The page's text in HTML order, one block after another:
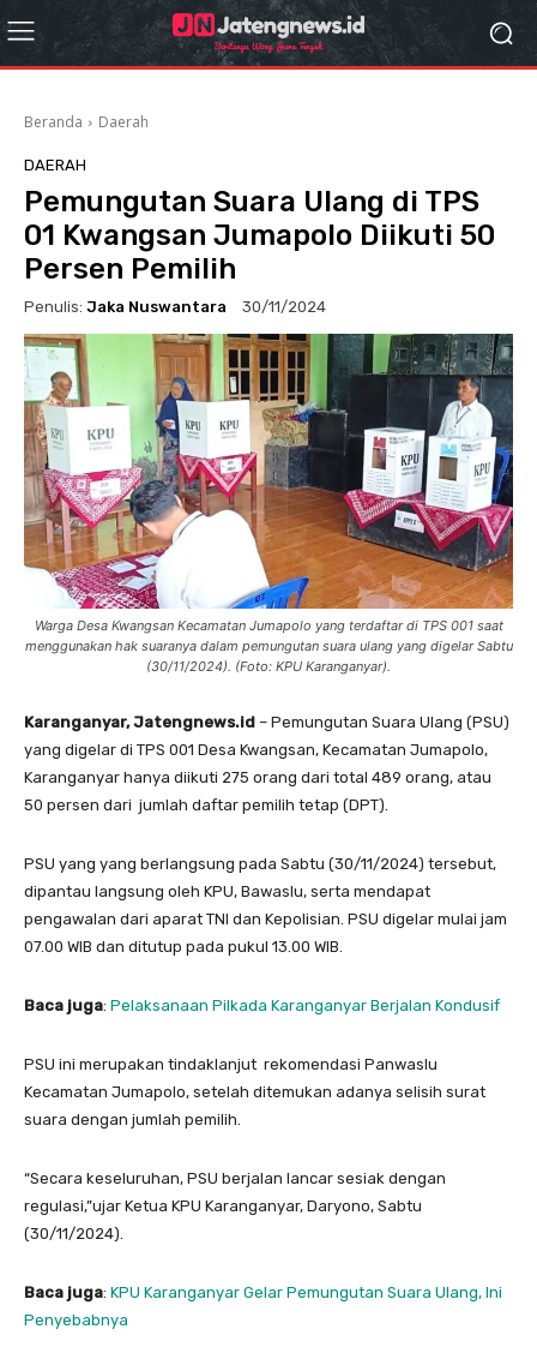
Beranda Daerah
DAERAH
Pemungutan Suara Ulang di TPS
01 Kwangsan Jumapolo Diikuti 50
Persen Pemilih
Penulis: Jaka Nuswantara 30/11/2024
Warga Desa Kwangsan Kecamatan Jumapolo yang terdaftar di TPS 001 saat
menggunakan hak suaranya dalam pemungutan suara ulang yang digelar Sabtu
(30/11/2024). (Foto: KPU Karanganyar).
Karanganyar, Jatengnews.id – Pemungutan Suara Ulang (PSU)
yang digelar di TPS 001 Desa Kwangsan, Kecamatan Jumapolo,
Karanganyar hanya diikuti 275 orang dari total 489 orang, atau
50 persen dari jumlah daftar pemilih tetap (DPT).
PSU yang yang berlangsung pada Sabtu (30/11/2024) tersebut,
dipantau langsung oleh KPU, Bawaslu, serta mendapat
pengawalan dari aparat TNI dan Kepolisian. PSU digelar mulai jam
07.00 WIB dan ditutup pada pukul 13.00 WIB.
Baca juga: Pelaksanaan Pilkada Karanganyar Berjalan Kondusif
PSU ini merupakan tindaklanjut rekomendasi Panwaslu
Kecamatan Jumapolo, setelah ditemukan adanya selisih surat
suara dengan jumlah pemilih.
“Secara keseluruhan, PSU berjalan lancar sesiak dengan
regulasi,”ujar Ketua KPU Karanganyar, Daryono, Sabtu
(30/11/2024).
Baca juga: KPU Karanganyar Gelar Pemungutan Suara Ulang, Ini
Penyebabnya